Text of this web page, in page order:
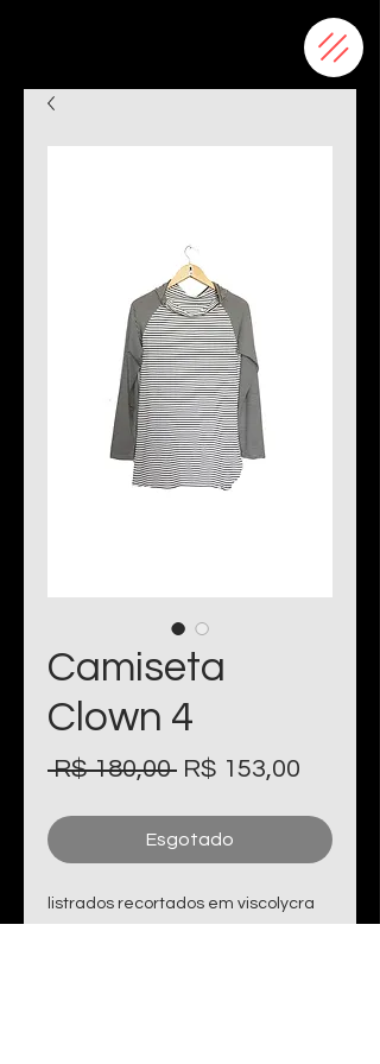
Camiseta
Clown 4
R$ 180,00 Preço
R$ 153,00
Esgotado
listrados recortados em viscolycra